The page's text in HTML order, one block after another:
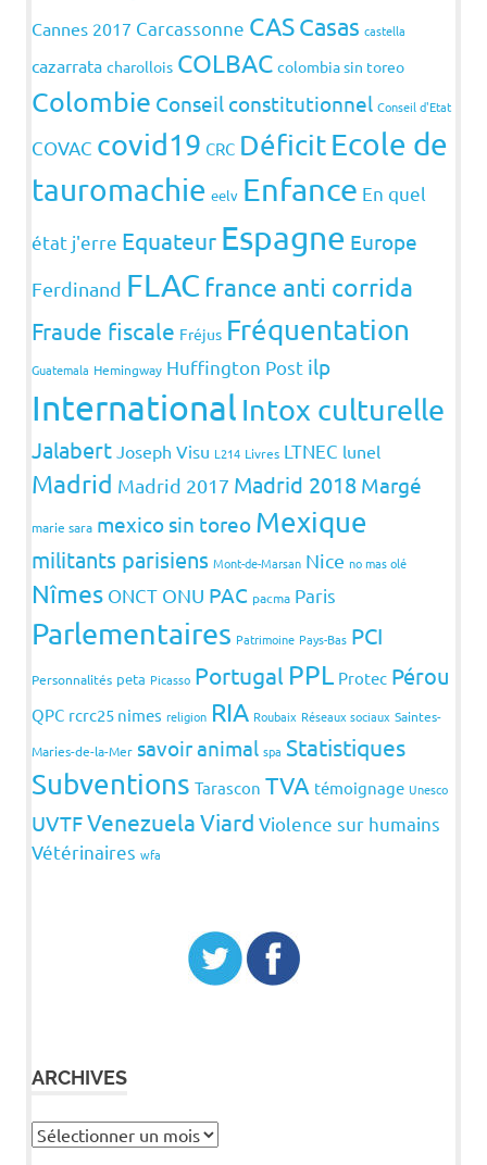
Cannes 2017 Carcassonne CASCasas castella
cazarrata charollois COLBAC colombia sin toreo
Colombie Conseil constitutionnel Conseil d'Etat
COVAC covid19 CRC DéficitEcole de
tauromachie eelv Enfance En quel
état j'erre Equateur Espagne Europe
Ferdinand FLAC france anti corrida
Fraude fiscale Fréjus Fréquentation
Guatemala Hemingway Huffington Post ilp
International Intox culturelle
Jalabert Joseph Visu L214 Livres LTNEC lunel
Madrid Madrid 2017 Madrid 2018 Margé
marie sara mexico sin toreo Mexique
militants parisiens Mont-de-Marsan Nice no mas olé
Nîmes ONCT ONU PAC pacma Paris
Parlementaires Patrimoine Pays-Bas PCI
Personnalités peta Picasso Portugal PPL Protec Pérou
QPC rcrc25 nimes religion RIA Roubaix Réseaux sociaux Saintes-
Maries-de-la-Mer savoir animal spa Statistiques
Subventions Tarascon TVA témoignage Unesco
UVTFVenezuelaViard Violence sur humains
Vétérinaires wfa
ARCHIVES
Archives